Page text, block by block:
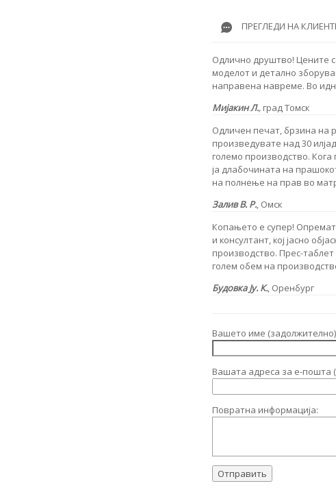
ПРЕГЛЕДИ НА
Одлично друштво! Цените
моделот и детално
направена навреме. Во
Мијакин Л., град Томск
Одличен печат, брзина на
произведувате над 30
големо производство. Кога
ја длабочината на
на полнење на прав во
Залив В. Р., Омск
Копањето е супер!
и консултант, кој јасно
производство. Прес-
голем обем на
Будовка Ју. К., Оренбург
Вашето име (задолжително)
Вашата адреса за е-пошта
Повратна информација: